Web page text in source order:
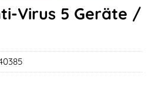
Virus 5 Geräte /